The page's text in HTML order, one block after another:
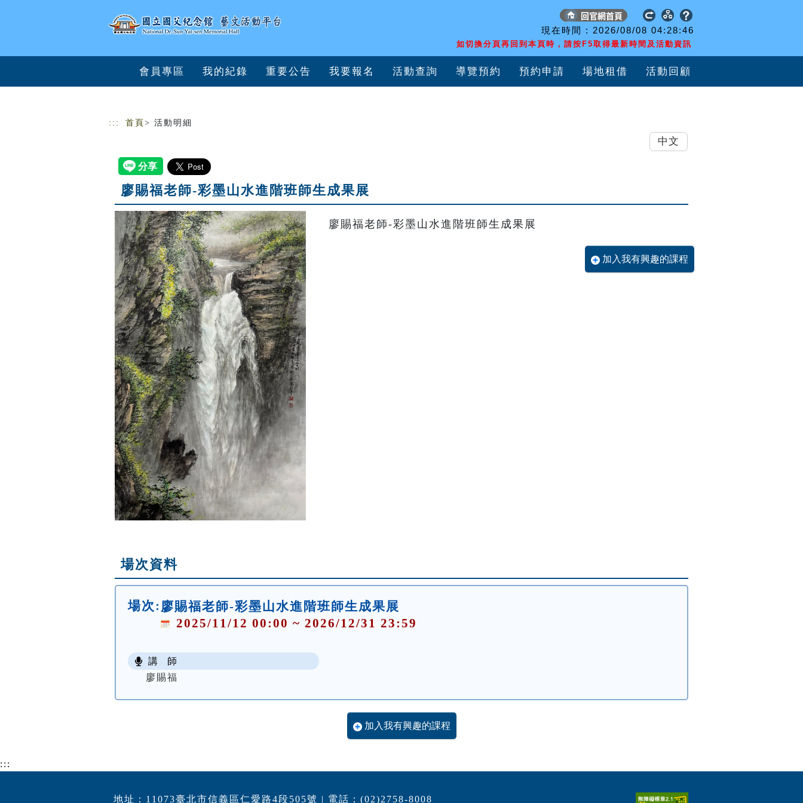
現在時間 : 2026/08/08 04:28:47
如切換分頁再回到本頁時，請按F5取得最新時間及活動資訊
會員專區 我的紀錄 重要公告 我要報名 活動查詢 導覽預約 預約申請 場地租借 活動回顧
::: 首頁 > 活動明細
廖賜福老師-彩墨山水進階班師生成果展
廖賜福老師-彩墨山水進階班師生成果展
加入我有興趣的課程
場次資料
場次: 廖賜福老師-彩墨山水進階班師生成果展
2025/11/12 00:00 ~ 2026/12/31 23:59
講 師
廖賜福
加入我有興趣的課程
:::
地址：11073臺北市信義區仁愛路4段505號 | 電話：(02)2758-8008